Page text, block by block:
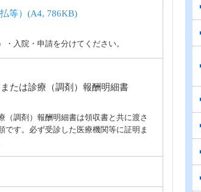
等）(A4, 786KB)
入院・申請を分けてください。
たは診療（調剤）報酬明細書
調剤）報酬明細書は領収書と共に渡さ
です。必ず受診した医療機関等に証明ま